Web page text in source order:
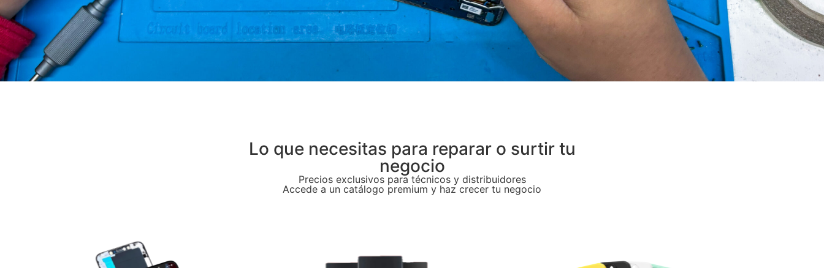
Lo que necesitas para reparar o surtir tu
negocio
Precios exclusivos para técnicos y distribuidores
Accede a un catálogo premium y haz crecer tu negocio